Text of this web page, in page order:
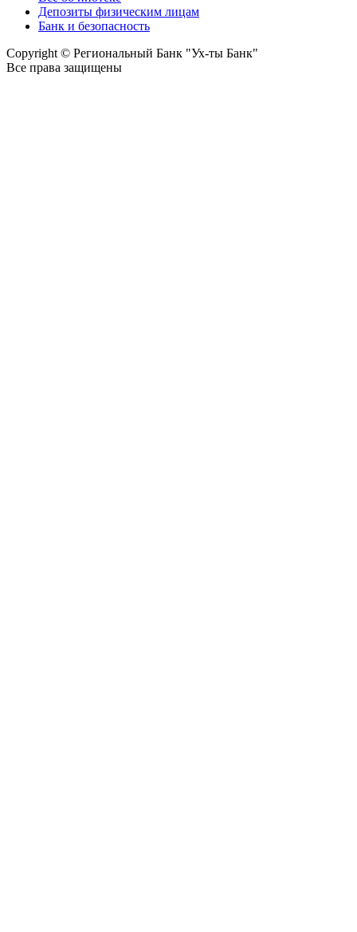
Депозиты физическим лицам
Банк и безопасность
Copyright © Региональный Банк "Ух-ты Банк"
Все права защищены